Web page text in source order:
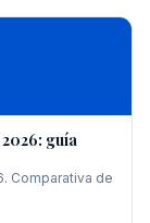
guía
Comparativa de